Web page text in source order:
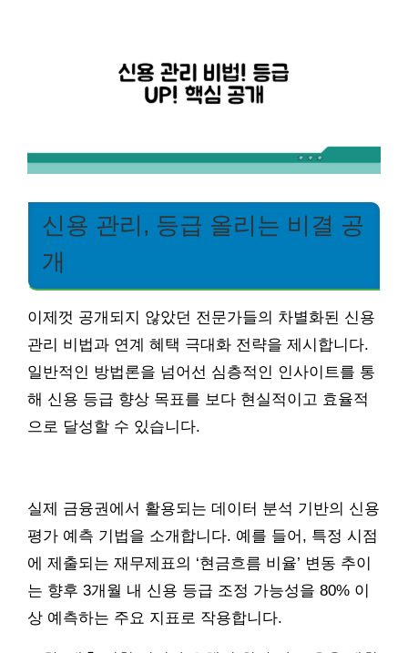
신용 관리, 등급 올리는 비결 공
개
이제껏 공개되지 않았던 전문가들의 차별화된 신용
관리 비법과 연계 혜택 극대화 전략을 제시합니다.
일반적인 방법론을 넘어선 심층적인 인사이트를 통
해 신용 등급 향상 목표를 보다 현실적이고 효율적
으로 달성할 수 있습니다.
실제 금융권에서 활용되는 데이터 분석 기반의 신용
평가 예측 기법을 소개합니다. 예를 들어, 특정 시점
에 제출되는 재무제표의 ‘현금흐름 비율’ 변동 추이
는 향후 3개월 내 신용 등급 조정 가능성을 80% 이
상 예측하는 주요 지표로 작용합니다.